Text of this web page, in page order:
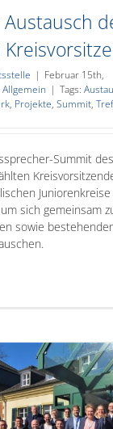
| Februar 15th,
Allgemein | Tags:
, Projekte, Summit,
Summit
Juniorenkreise
sich gemeinsam
sowie